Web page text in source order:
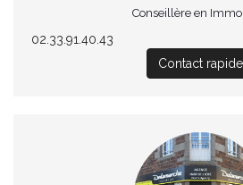
Conseillère en
02.33.91.40.43
Contact rapide